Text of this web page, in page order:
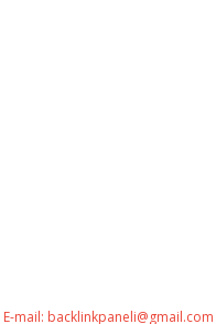
E-mail: backlinkpaneli@gmail.com